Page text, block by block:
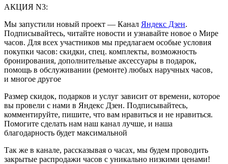
АКЦИЯ N3:
Мы запустили новый проект — Канал Яндекс Дзен.
Подписывайтесь, читайте новости и узнавайте новое о Мире
часов. Для всех участников мы предлагаем особые условия
покупки часов: скидки, спец. комплекты, возможность
бронирования, дополнительные аксессуары в подарок,
помощь в обслуживании (ремонте) любых наручных часов,
и многое другое
Размер скидок, подарков и услуг зависит от времени, которое
вы провели с нами в Яндекс Дзен. Подписывайтесь,
комментируйте, пишите, что вам нравиться и не нравиться.
Помогите сделать нам наш канал лучше, и наша
благодарность будет максимальной
Так же в канале, рассказывая о часах, мы будем проводить
закрытые распродажи часов с уникально низкими ценами!